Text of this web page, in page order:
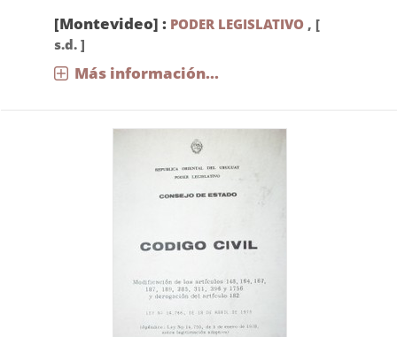
[Montevideo] : PODER LEGISLATIVO , [
s.d. ]
Más información...